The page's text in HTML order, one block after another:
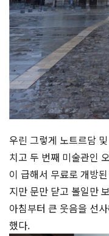
우린 그렇게 노트르담
치고 두 번째 미술관인
이 급해서 무료로 개방
지만 문만 닫고 볼일만
아침부터 큰 웃음을 선
했다.